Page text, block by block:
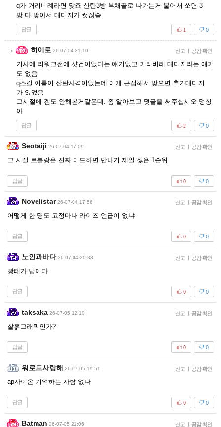
q가 거리비례라면 맞죠 산탄3방 부채꼴로 나가는거 붙어서 쏘면 3
방 다 맞아서 대미지가 쌧잖슴
답글 0
1
히이로 26-07-04 21:10 신고 | 공감 확인
기사에 리워크전에 샷건이었다는 얘기없고 거리비례 대미지라는 얘기
도 없음
q스킬 이름이 산탄사격이었는데 이게 근접해서 맞으면 추가대미지
가 있었음
그시절에 겜도 안해본거같은데. 좀 알아보고 댓글을 써주십시오 멍청
아
답글 0
2
Seotaiji 26-07-04 17:09 신고 | 공감 확인
그 시절 르블랑은 진짜 미드하면 만나기 제일 싫은 1순위
답글 0
0
Novelistar 26-07-04 17:56 신고 | 공감 확인
어떻게 한 명도 고정마나 라이즈 언급이 없냐
답글 0
0
노인과바다 26-07-04 20:38 신고 | 공감 확인
빵테가 답이다
답글 0
0
taksaka 26-07-05 12:10 신고 | 공감 확인
찰흙그래픽인가?
답글 0
0
워로드사랑해 26-07-05 19:51 신고 | 공감 확인
ap사이온 기억하는 사람 없나
답글 0
0
Batman 26-07-05 21:06 신고 | 공감 확인